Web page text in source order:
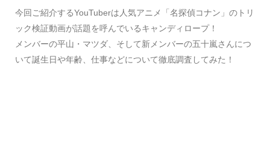
今回ご紹介するYouTuberは人気アニメ「名探偵コナン」のトリ
ック検証動画が話題を呼んでいるキャンディロープ！
メンバーの平山・マツダ、そして新メンバーの五十嵐さんにつ
いて誕生日や年齢、仕事などについて徹底調査してみた！